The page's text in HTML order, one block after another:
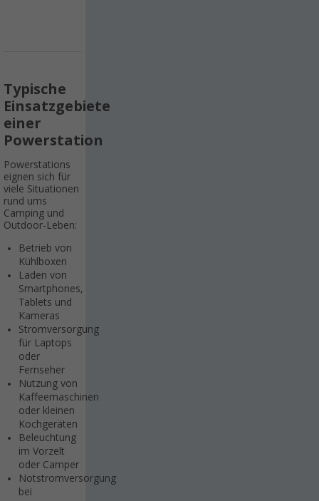
Typische
Einsatzgebiete
einer
Powerstation
Powerstations
eignen sich für
viele Situationen
rund ums
Camping und
Outdoor-Leben:
Betrieb von
Kühlboxen
Laden von
Smartphones,
Tablets und
Kameras
Stromversorgung
für Laptops
oder
Fernseher
Nutzung von
Kaffeemaschinen
oder kleinen
Kochgeräten
Beleuchtung
im Vorzelt
oder Camper
Notstromversorgung
bei